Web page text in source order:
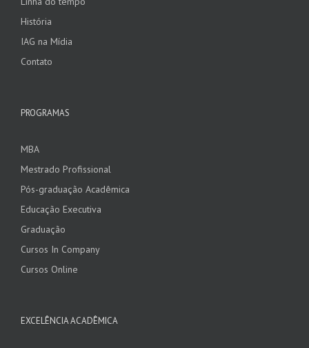
História
IAG na Mídia
Contato
PROGRAMAS
MBA
Mestrado Profissional
Pós-graduação Acadêmica
Educação Executiva
Graduação
Cursos In Company
Cursos Online
EXCELÊNCIA ACADÊMICA